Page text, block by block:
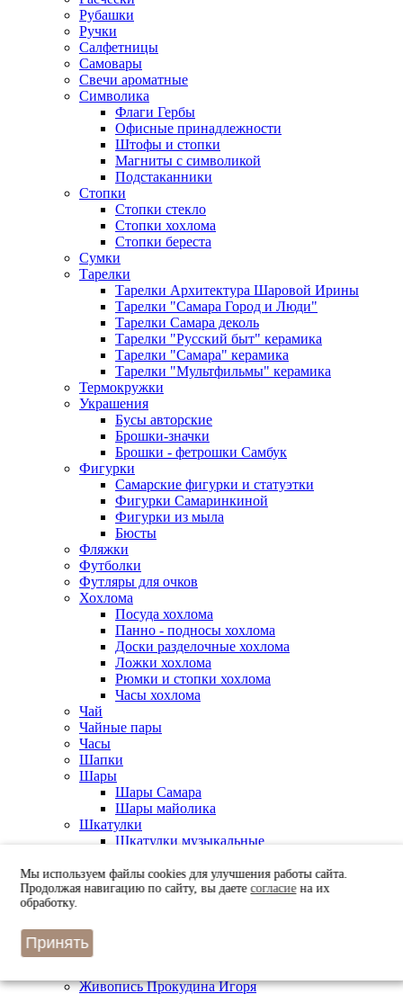
Рубашки
Ручки
Салфетницы
Самовары
Свечи ароматные
Символика
Флаги Гербы
Офисные принадлежности
Штофы и стопки
Магниты с символикой
Подстаканники
Стопки
Стопки стекло
Стопки хохлома
Стопки береста
Сумки
Тарелки
Тарелки Архитектура Шаровой Ирины
Тарелки "Самара Город и Люди"
Тарелки Самара деколь
Тарелки "Русский быт" керамика
Тарелки "Самара" керамика
Тарелки "Мультфильмы" керамика
Термокружки
Украшения
Бусы авторские
Брошки-значки
Брошки - фетрошки Самбук
Фигурки
Самарские фигурки и статуэтки
Фигурки Самаринкиной
Фигурки из мыла
Бюсты
Фляжки
Футболки
Футляры для очков
Хохлома
Посуда хохлома
Панно - подносы хохлома
Доски разделочные хохлома
Ложки хохлома
Рюмки и стопки хохлома
Часы хохлома
Чай
Чайные пары
Часы
Шапки
Шары
Шары Самара
Шары майолика
Шкатулки
Шкатулки музыкальные
Керамические шкатулки
Берестяные шкатулки
Искусство
Живопись Лукашука Николая
Живопись Прокудина Игоря
Мы используем файлы cookies для улучшения работы сайта.
Продолжая навигацию по сайту, вы даетесогласиена их
обработку.
Принять